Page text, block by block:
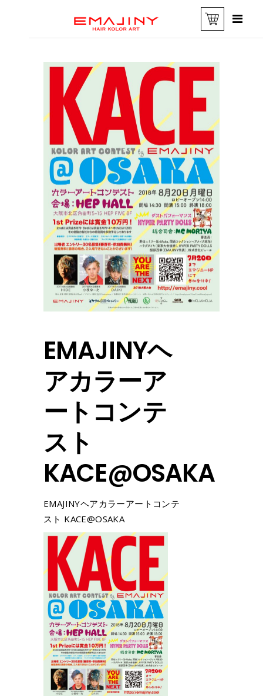
EMAJINYヘ
アカラーア
ートコンテ
スト
KACE@OSAKA
EMAJINYヘアカラーアートコンテ
スト KACE@OSAKA